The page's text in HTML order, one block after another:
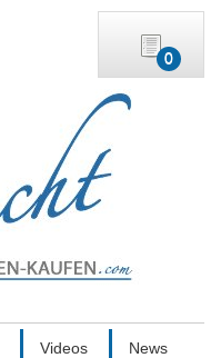
0
Videos News